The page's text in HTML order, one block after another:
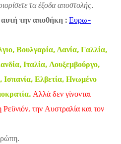
τα έξοδα αποστολής.
την αποθήκη : Ευρω-
Βουλγαρία, Δανία, Γαλλία,
Ιταλία, Λουξεμβούργο,
Ισπανία, Ελβετία, Ηνωμένο
Αλλά δεν γίνονται
την Αυστραλία και τον